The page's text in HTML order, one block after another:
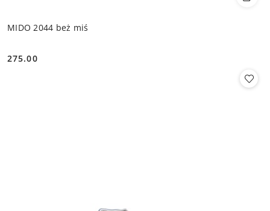
MIDO 2044 beż miś
Cena:
275.00